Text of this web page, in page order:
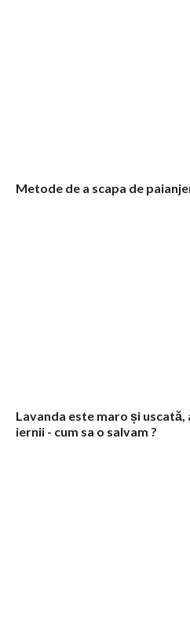
Metode de a scapa de
Lavanda este maro și
iernii - cum sa o salvam ?